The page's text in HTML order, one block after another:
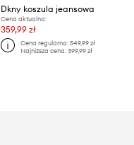
Dkny koszula jeansowa
Cena aktualna:
359,99 zł
Cena regularna: 549,99 zł
Najniższa cena: 399,99 zł